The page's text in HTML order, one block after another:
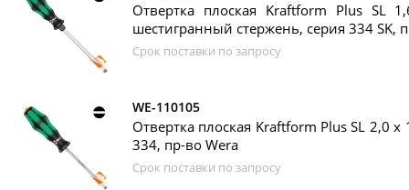
Отвертка плоская Kraftform Plus
шестигранный стержень, серия 334 SK,
Срок поставки по запросу
WE-110105
Отвертка плоская Kraftform Plus SL 2,0
334, пр-во Wera
Срок поставки по запросу